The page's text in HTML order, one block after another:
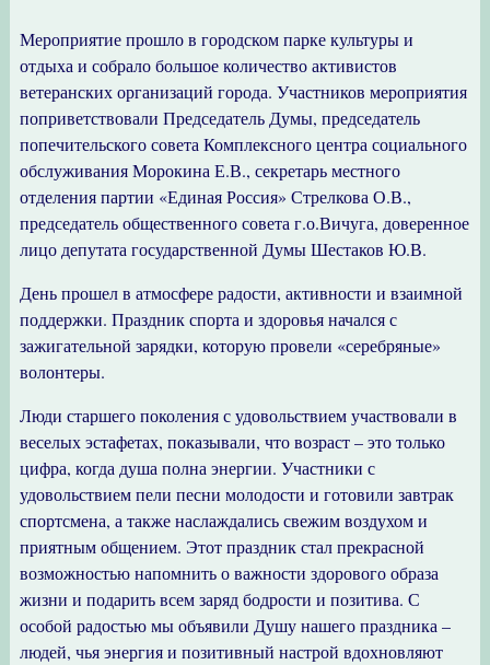
Мероприятие прошло в городском парке культуры и
отдыха и собрало большое количество активистов
ветеранских организаций города. Участников мероприятия
поприветствовали Председатель Думы, председатель
попечительского совета Комплексного центра социального
обслуживания Морокина Е.В., секретарь местного
отделения партии «Единая Россия» Стрелкова О.В.,
председатель общественного совета г.о.Вичуга, доверенное
лицо депутата государственной Думы Шестаков Ю.В.
День прошел в атмосфере радости, активности и взаимной
поддержки. Праздник спорта и здоровья начался с
зажигательной зарядки, которую провели «серебряные»
волонтеры.
Люди старшего поколения с удовольствием участвовали в
веселых эстафетах, показывали, что возраст – это только
цифра, когда душа полна энергии. Участники с
удовольствием пели песни молодости и готовили завтрак
спортсмена, а также наслаждались свежим воздухом и
приятным общением. Этот праздник стал прекрасной
возможностью напомнить о важности здорового образа
жизни и подарить всем заряд бодрости и позитива. С
особой радостью мы объявили Душу нашего праздника –
людей, чья энергия и позитивный настрой вдохновляют